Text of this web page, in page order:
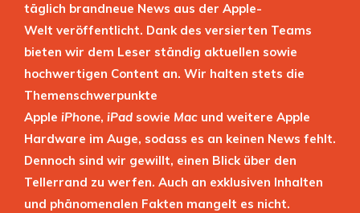
täglich brandneue News aus der Apple-
Welt veröffentlicht. Dank des versierten Teams
bieten wir dem Leser ständig aktuellen sowie
hochwertigen Content an. Wir halten stets die
Themenschwerpunkte
Apple iPhone, iPad sowie Mac und weitere Apple
Hardware im Auge, sodass es an keinen News fehlt.
Dennoch sind wir gewillt, einen Blick über den
Tellerrand zu werfen. Auch an exklusiven Inhalten
und phänomenalen Fakten mangelt es nicht.